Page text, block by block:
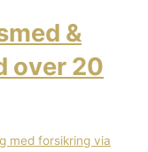
&
over 20
med forsikring via